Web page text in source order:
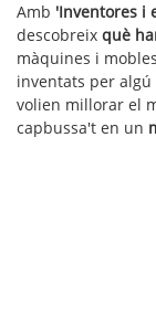
Amb 'Inventores i
descobreix què
màquines i
inventats per
volien millorar el
capbussa't en un